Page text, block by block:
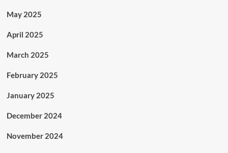
May 2025
April 2025
March 2025
February 2025
January 2025
December 2024
November 2024